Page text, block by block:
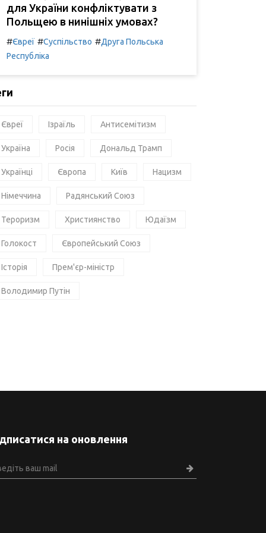
для України конфліктувати з
Польщею в нинішніх умовах?
#Євреї #Суспільство #Друга Польська
Республіка
Євреї Ізраїль Антисемітизм
Україна Росія Дональд Трамп
Українці Європа Київ Нацизм
Німеччина Радянський Союз
Тероризм Християнство Юдаїзм
Голокост Європейський Союз
Історія Прем'єр-міністр
Володимир Путін
на оновлення